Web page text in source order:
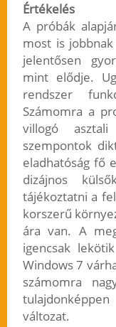
Értékelés
A próbák
most is
jelentősen
mint elődje.
rendszer
Számomra a
villogó
szempontok
eladhatóság fő
dizájnos
tájékoztatni a
korszerű
ára van. A
igencsak
Windows 7
számomra
változat.